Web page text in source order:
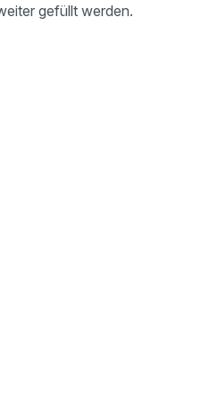
gefüllt werden.